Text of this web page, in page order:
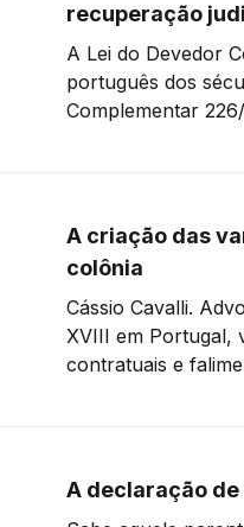
recuperação
A Lei do Devedor
português dos séculos
Complementar
A criação das
colônia
Cássio Cavalli.
XVIII em Portugal,
contratuais e
A declaração